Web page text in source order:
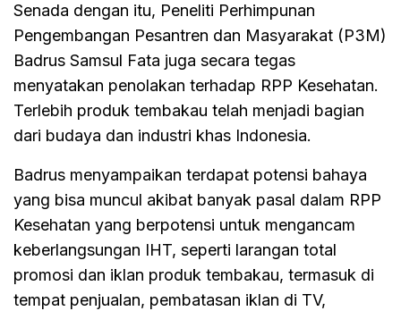
Senada dengan itu, Peneliti Perhimpunan
Pengembangan Pesantren dan Masyarakat (P3M)
Badrus Samsul Fata juga secara tegas
menyatakan penolakan terhadap RPP Kesehatan.
Terlebih produk tembakau telah menjadi bagian
dari budaya dan industri khas Indonesia.
Badrus menyampaikan terdapat potensi bahaya
yang bisa muncul akibat banyak pasal dalam RPP
Kesehatan yang berpotensi untuk mengancam
keberlangsungan IHT, seperti larangan total
promosi dan iklan produk tembakau, termasuk di
tempat penjualan, pembatasan iklan di TV,